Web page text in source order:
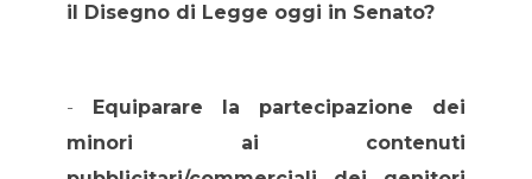
il Disegno di Legge oggi in Senato?
- Equiparare
la partecipazione dei
minori ai contenuti